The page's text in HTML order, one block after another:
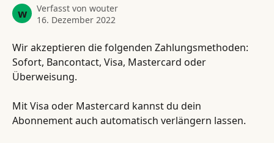
w Verfasst von wouter
16. Dezember 2022
Wir akzeptieren die folgenden Zahlungsmethoden:
Sofort, Bancontact, Visa, Mastercard oder
Überweisung.
Mit Visa oder Mastercard kannst du dein
Abonnement auch automatisch verlängern lassen.